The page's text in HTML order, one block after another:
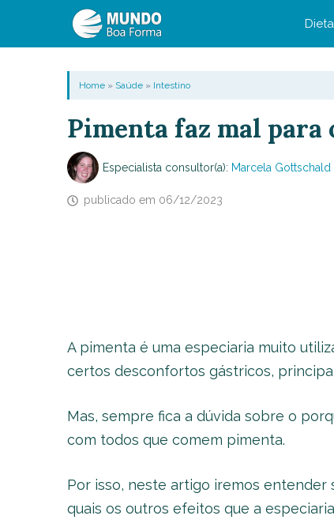
Dieta
Home» Saúde» Intestino
Pimenta faz mal para
Especialista consultor(a): Marcela Gottschald
publicado em 06/12/2023
A pimenta é uma especiaria muito
certos desconfortos gástricos,
Mas, sempre fica a dúvida sobre o
com todos que comem pimenta.
Por isso, neste artigo iremos
quais os outros efeitos que a